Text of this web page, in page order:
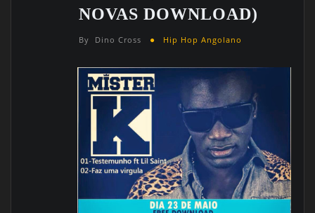
NOVAS DOWNLOAD)
By Dino Cross Hip Hop Angolano